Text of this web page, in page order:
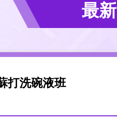
最
打洗碗液班